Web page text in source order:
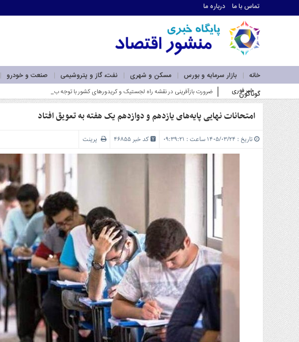
تماس با ما درباره ما
خانه بازار سرمایه و بورس مسکن و شهری نفت، گاز و پتروشیمی صنعت و خودرو
گوناگون
ما
درباره
سرویس
ها
خانه
بازار
سرمایه
و
بورس
مسکن
و
شهری
نفت،
گاز
و
پتروشیمی
صنعت
و
خودرو
استارت
آپ
و
فن
خبر فوری ضرورت بازآفرینی در نقشه راه لجستیک و کریدورهای کشور با توجه به پارادایم منطقه‌ای جدید_
امتحانات نهایی پایه‌های یازدهم و دوازدهم یک هفته‌ به تعویق افتاد
تاریخ : ۱۴۰۵/۰۳/۲۴ ساعت : ۰۹:۳۹:۲۱ کد خبر 46855 پرینت